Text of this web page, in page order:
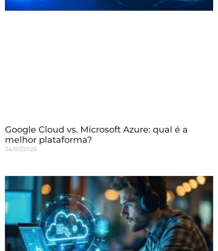
Google Cloud vs. Microsoft Azure: qual é a
melhor plataforma?
24/07/2026